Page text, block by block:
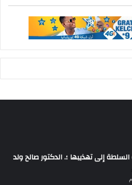
إلى تهذيبها ؛. الدكتور صالح ولد